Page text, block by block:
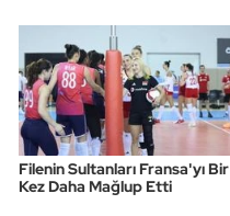
Filenin Sultanları Fransa'yı Bir
Kez Daha Mağlup Etti